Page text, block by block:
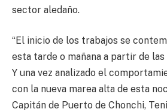
sector aledaño.
“El inicio de los trabajos se
esta tarde o mañana a partir de las
Y una vez analizado el
con la nueva marea alta de esta
Capitán de Puerto de Chonchi,